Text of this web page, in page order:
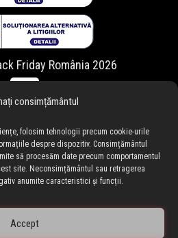
consimțământul
folosim tehnologii precum cookie-urile
despre dispozitiv. Consimțământul
să procesăm date precum comportamentul
site. Neconsimțământul sau retragerea
anumite caracteristici și funcții.
Accept
Friday România 2026